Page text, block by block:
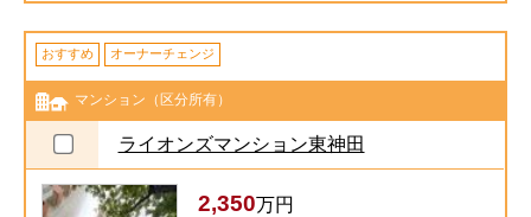
おすすめ オーナーチェンジ
マンション（区分所有）
ライオンズマンション東神田
2,350万円